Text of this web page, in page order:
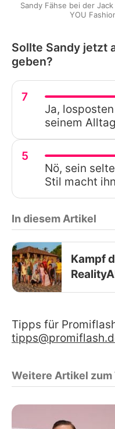
Sandy Fähse bei der
YOU
Sollte Sandy jetzt
geben?
7
Ja,
seinem
5
Nö, sein
Stil macht
In diesem Artikel
Kampf
Tipps für
Weitere Artikel zum